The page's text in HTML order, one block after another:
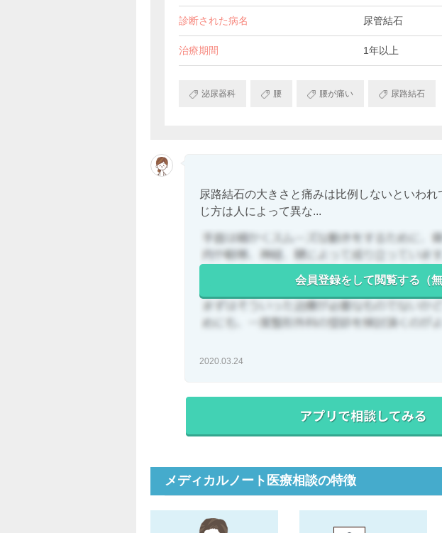
診断された病名 尿管結石
治療期間 1年以上
泌尿器科 腰 腰が痛い 尿路結石
尿路結石の大きさと痛みは比例しないといわ
じ方は人によって異な...
会員登録をして閲覧する（無
2020.03.24
メディカルノート医療相談の特徴